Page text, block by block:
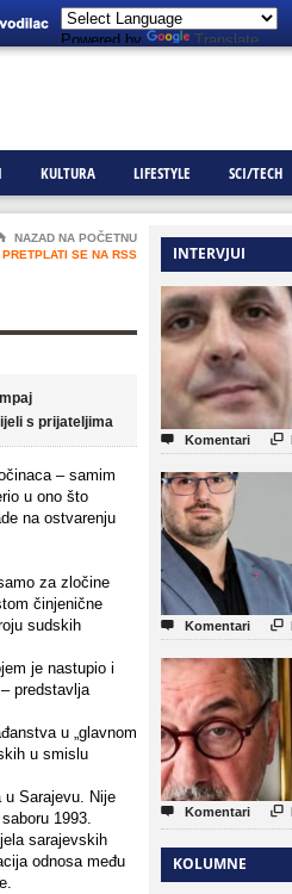
Powered by Translate
KULTURA LIFESTYLE SCI/TECH
NAZAD NA POČETNU
PRETPLATI SE NA RSS
s prijateljima
– samim
u ono što
na ostvarenju
za zločine
činjenične
sudskih
je nastupio i
predstavlja
u „glavnom
u smislu
Sarajevu. Nije
1993.
sarajevskih
odnosa među
INTERVJUI
 Komentari 
 Komentari 
 Komentari 
KOLUMNE